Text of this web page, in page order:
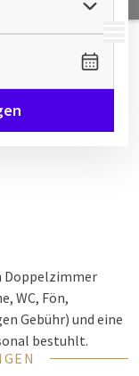
MENÜ
Doppelzimmer
WC, Fön,
Gebühr) und eine
bestuhlt.